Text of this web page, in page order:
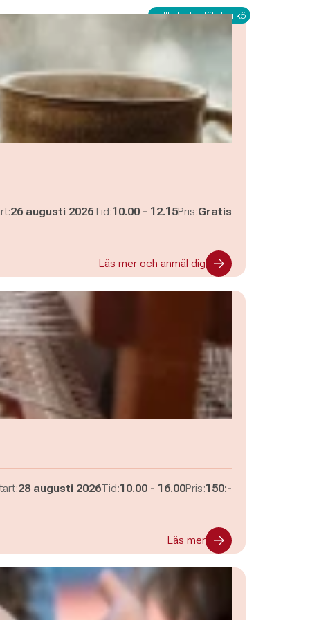
Fullbokad - ställ dig i kö
26 augusti 2026Tid:Pågår mellan
10.00 - och
12.15Pris:Gratis
Läs mer och anmäl dig
28 augusti 2026Tid:Pågår mellan
10.00 - och
16.00Pris:150:-
Läs mer